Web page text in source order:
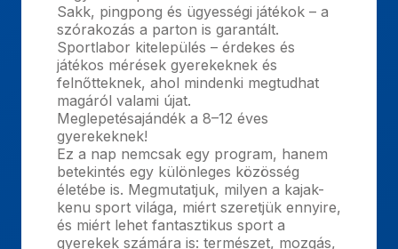
Sakk, pingpong és ügyességi játékok – a
szórakozás a parton is garantált.
Sportlabor kitelepülés – érdekes és
játékos mérések gyerekeknek és
felnőtteknek, ahol mindenki megtudhat
magáról valami újat.
Meglepetésajándék a 8–12 éves
gyerekeknek!
Ez a nap nemcsak egy program, hanem
betekintés egy különleges közösség
életébe is. Megmutatjuk, milyen a kajak-
kenu sport világa, miért szeretjük ennyire,
és miért lehet fantasztikus sport a
gyerekek számára is: természet, mozgás,